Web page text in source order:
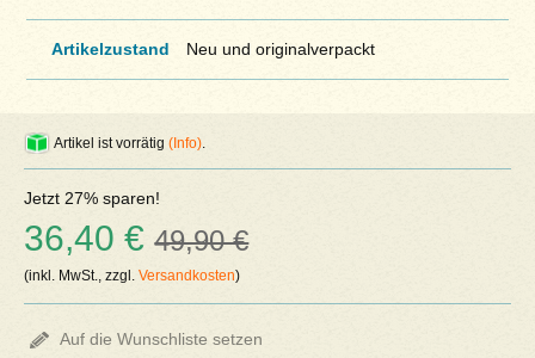
Artikelzustand Neu und originalverpackt
Artikel ist vorrätig(Info)
Jetzt 27% sparen!
36,40 €49,90 €
(inkl. MwSt., zzgl.Versandkosten)
Auf die Wunschliste setzen